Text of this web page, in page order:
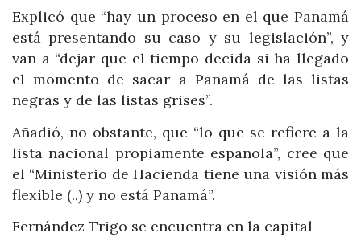
Explicó que “hay un proceso en el que Panamá
está presentando su caso y su legislación”, y
van a “dejar que el tiempo decida si ha llegado
el momento de sacar a Panamá de las listas
negras y de las listas grises”.
Añadió, no obstante, que “lo que se refiere a la
lista nacional propiamente española”, cree que
el “Ministerio de Hacienda tiene una visión más
flexible (..) y no está Panamá”.
Fernández Trigo se encuentra en la capital